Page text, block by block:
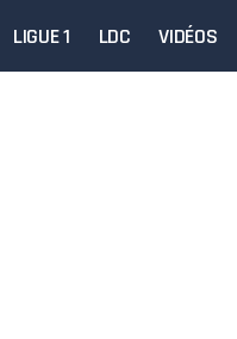
LIGUE 1 LDC VIDÉOS